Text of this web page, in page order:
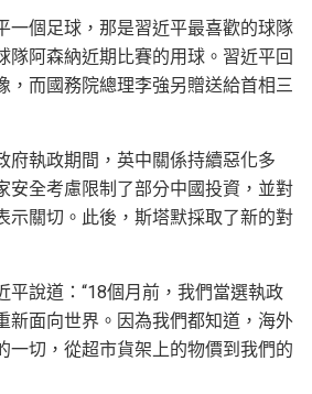
一個足球，那是習近平最喜歡的球隊
隊阿森納近期比賽的用球。習近平回
，而國務院總理李強另贈送給首相三
府執政期間，英中關係持續惡化多
安全考慮限制了部分中國投資，並對
示關切。此後，斯塔默採取了新的對
平說道：“18個月前，我們當選執政
新面向世界。因為我們都知道，海外
一切，從超市貨架上的物價到我們的